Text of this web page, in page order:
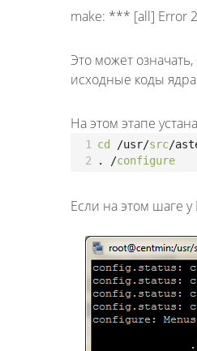
make: *** [all] Error 2
Это может
исходные коды
На этом этапе
1 cd /usr/src/
2
. /configure
Если на этом шаге у